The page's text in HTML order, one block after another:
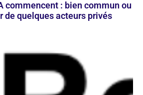
commencent : bien commun ou
de quelques acteurs privés